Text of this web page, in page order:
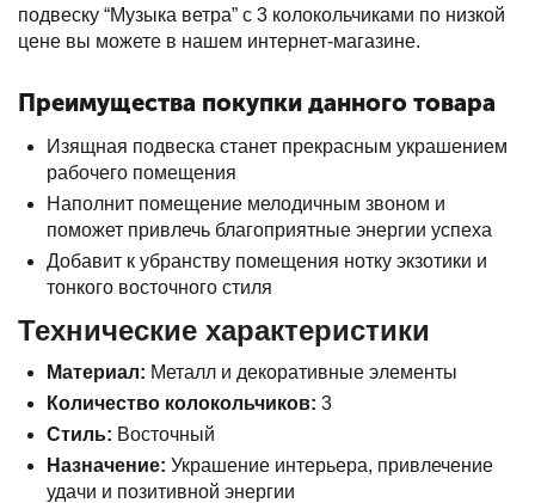
подвеску “Музыка ветра” с 3 колокольчиками по низкой
цене вы можете в нашем интернет-магазине.
Преимущества покупки данного товара
Изящная подвеска станет прекрасным украшением
рабочего помещения
Наполнит помещение мелодичным звоном и
поможет привлечь благоприятные энергии успеха
Добавит к убранству помещения нотку экзотики и
тонкого восточного стиля
Технические характеристики
Материал: Металл и декоративные элементы
Количество колокольчиков: 3
Стиль: Восточный
Назначение: Украшение интерьера, привлечение
удачи и позитивной энергии